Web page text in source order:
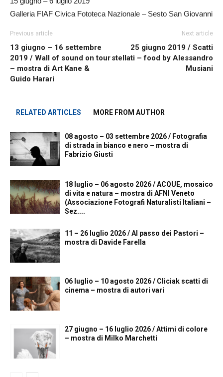
Galleria FIAF Civica Fototeca Nazionale – Sesto San Giovanni
Previous article
13 giugno – 16 settembre
2019 / Wall of sound on tour
– mostra di Art Kane &
Guido Harari
Next article
25 giugno 2019 / Scatti
stellati – food by Alessandro
Musiani
RELATED ARTICLES MORE FROM AUTHOR
08 agosto – 03 settembre 2026 / Fotografia
di strada in bianco e nero – mostra di
Fabrizio Giusti
18 luglio – 06 agosto 2026 / ACQUE, mosaico
di vita e natura – mostra di AFNI Veneto
(Associazione Fotografi Naturalisti Italiani –
Sez....
11 – 26 luglio 2026 / Al passo dei Pastori –
mostra di Davide Farella
06 luglio – 10 agosto 2026 / Cliciak scatti di
cinema – mostra di autori vari
27 giugno – 16 luglio 2026 / Attimi di colore
– mostra di Milko Marchetti